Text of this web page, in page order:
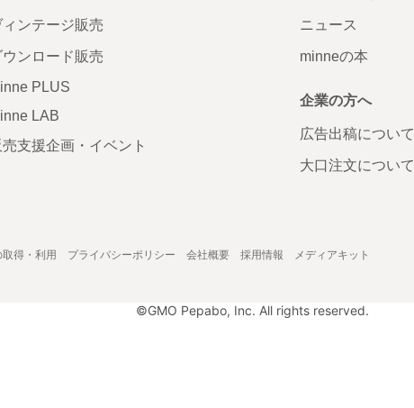
ィンテージ販売
ウンロード販売
PLUS
LAB
売支援企画・イベント
ニュース
minneの本
企業の方へ
広告出稿について
大口注文について
得・利用 プライバシーポリシー 会社概要 採用情報 メディアキット
©GMO Pepabo, Inc. All rights reserved.